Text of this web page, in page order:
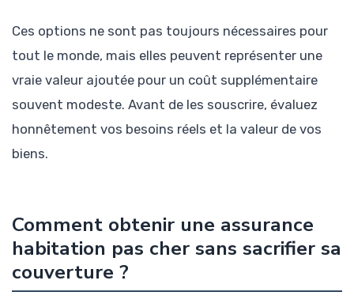
Ces options ne sont pas toujours nécessaires pour
tout le monde, mais elles peuvent représenter une
vraie valeur ajoutée pour un coût supplémentaire
souvent modeste. Avant de les souscrire, évaluez
honnêtement vos besoins réels et la valeur de vos
biens.
Comment obtenir une assurance
habitation pas cher sans sacrifier sa
couverture ?